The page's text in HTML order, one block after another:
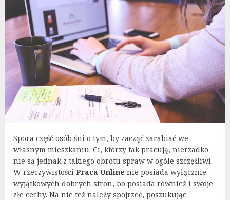
Spora część osób śni o tym, by zacząć zarabiać we
własnym mieszkaniu. Ci, którzy tak pracują, nierzadko
nie są jednak z takiego obrotu spraw w ogóle szczęśliwi.
W rzeczywistości Praca Online nie posiada wyłącznie
wyjątkowych dobrych stron, bo posiada również i swoje
złe cechy. Na nie też należy spojrzeć, poszukując